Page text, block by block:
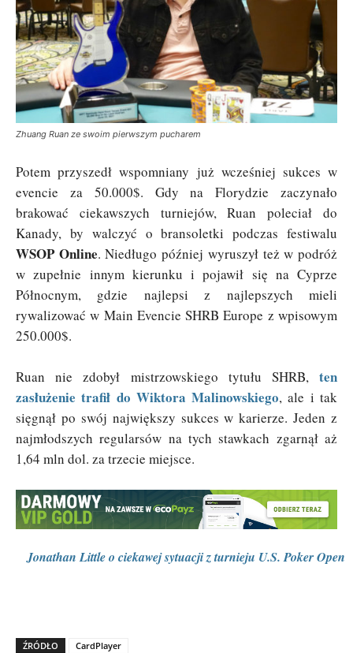
Zhuang Ruan ze swoim pierwszym pucharem
Potem przyszedł wspomniany już wcześniej sukces w
evencie za 50.000$. Gdy na Florydzie zaczynało
brakować ciekawszych turniejów, Ruan poleciał do
Kanady, by walczyć o bransoletki podczas festiwalu
WSOP Online. Niedługo później wyruszył też w podróż
w zupełnie innym kierunku i pojawił się na Cyprze
Północnym, gdzie najlepsi z najlepszych mieli
rywalizować w Main Evencie SHRB Europe z wpisowym
250.000$.
Ruan nie zdobył mistrzowskiego tytułu SHRB, ten
zasłużenie trafił do Wiktora Malinowskiego, ale i tak
sięgnął po swój największy sukces w karierze. Jeden z
najmłodszych regularsów na tych stawkach zgarnął aż
1,64 mln dol. za trzecie miejsce.
Jonathan Little o ciekawej sytuacji z turnieju U.S. Poker Open
ŹRÓDŁO
CardPlayer